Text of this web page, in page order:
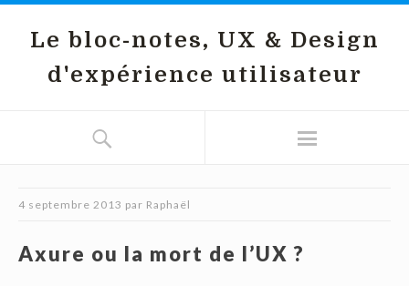
Le bloc-notes, UX & Design
d'expérience utilisateur
4 septembre 2013 par Raphaël
Axure ou la mort de l’UX ?